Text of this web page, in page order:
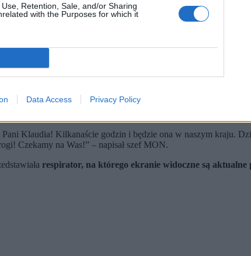
Retention, Sale, and/or Sharing
with the Purposes for which it
Data Access Privacy Policy
Klaudii z Pekinu do Polski.
ds. RODO wskazuje, że mogą to być dane wrażliwe
transportu medycznego Pani Klaudii z Pekinu do Polski
. We
medycznym wystartował już do kraju.
Klaudia! Kilkanaście godzin i będzie ona w naszym kraju.
Czekamy na Was!” – napisał szef MON.
respirator, na którego ekranie widoczne są